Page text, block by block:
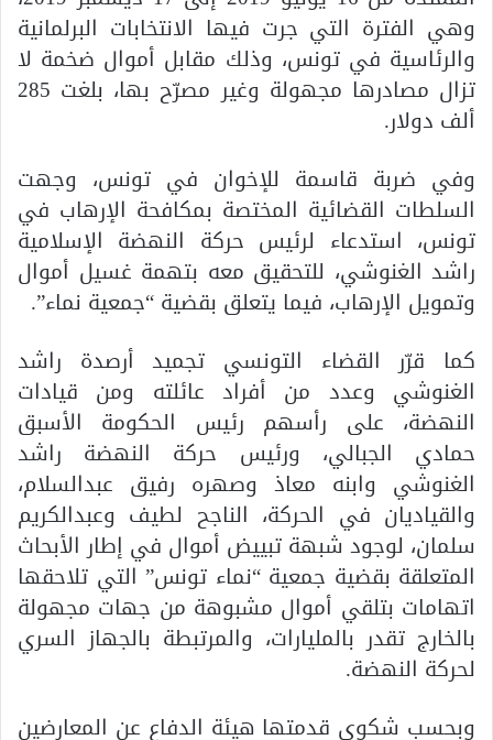
وهي الفترة التي جرت فيها الانتخابات البرلمانية
والرئاسية في تونس، وذلك مقابل أموال ضخمة لا
تزال مصادرها مجهولة وغير مصرّح بها، بلغت 285
ألف دولار.
وفي ضربة قاسمة للإخوان في تونس، وجهت
السلطات القضائية المختصة بمكافحة الإرهاب في
تونس، استدعاء لرئيس حركة النهضة الإسلامية
راشد الغنوشي، للتحقيق معه بتهمة غسيل أموال
وتمويل الإرهاب، فيما يتعلق بقضية “جمعية نماء”.
كما قرّر القضاء التونسي تجميد أرصدة راشد
الغنوشي وعدد من أفراد عائلته ومن قيادات
النهضة، على رأسهم رئيس الحكومة الأسبق
حمادي الجبالي، ورئيس حركة النهضة راشد
الغنوشي وابنه معاذ وصهره رفيق عبدالسلام،
والقياديان في الحركة، الناجح لطيف وعبدالكريم
سلمان، لوجود شبهة تبييض أموال في إطار الأبحاث
المتعلقة بقضية جمعية “نماء تونس” التي تلاحقها
اتهامات بتلقي أموال مشبوهة من جهات مجهولة
بالخارج تقدر بالمليارات، والمرتبطة بالجهاز السري
لحركة النهضة.
وبحسب شكوى قدمتها هيئة الدفاع عن المعارضين